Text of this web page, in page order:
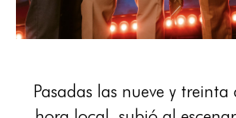
Pasadas las nueve y